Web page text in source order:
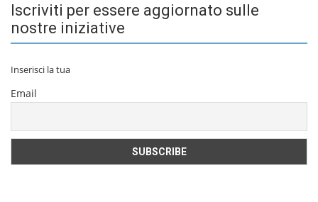
Iscriviti per essere aggiornato sulle
nostre iniziative
Inserisci la tua
Email